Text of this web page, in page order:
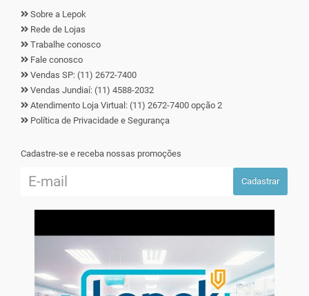
Sobre a Lepok
Rede de Lojas
Trabalhe conosco
Fale conosco
Vendas SP: (11) 2672-7400
Vendas Jundiaí: (11) 4588-2032
Atendimento Loja Virtual: (11) 2672-7400 opção 2
Política de Privacidade e Segurança
Cadastre-se e receba nossas promoções
Cadastrar